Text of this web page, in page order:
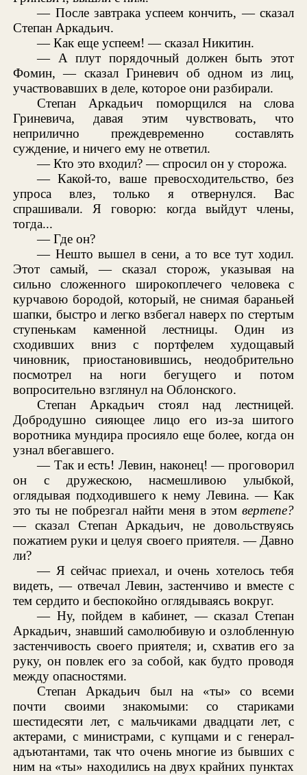
— После завтрака успеем кончить, — сказал
Степан Аркадьич.
— Как еще успеем! — сказал Никитин.
— А плут порядочный должен быть этот
Фомин, — сказал Гриневич об одном из лиц,
участвовавших в деле, которое они разбирали.
Степан Аркадьич поморщился на слова
Гриневича, давая этим чувствовать, что
неприлично преждевременно составлять
суждение, и ничего ему не ответил.
— Кто это входил? — спросил он у сторожа.
— Какой-то, ваше превосходительство, без
упроса влез, только я отвернулся. Вас
спрашивали. Я говорю: когда выйдут члены,
тогда...
— Где он?
— Нешто вышел в сени, а то все тут ходил.
Этот самый, — сказал сторож, указывая на
сильно сложенного широкоплечего человека с
курчавою бородой, который, не снимая бараньей
шапки, быстро и легко взбегал наверх по стертым
ступенькам каменной лестницы. Один из
сходивших вниз с портфелем худощавый
чиновник, приостановившись, неодобрительно
посмотрел на ноги бегущего и потом
вопросительно взглянул на Облонского.
Степан Аркадьич стоял над лестницей.
Добродушно сияющее лицо его из-за шитого
воротника мундира просияло еще более, когда он
узнал вбегавшего.
— Так и есть! Левин, наконец! — проговорил
он с дружескою, насмешливою улыбкой,
оглядывая подходившего к нему Левина. — Как
это ты не побрезгал найти меня в этом вертепе?
— сказал Степан Аркадьич, не довольствуясь
пожатием руки и целуя своего приятеля. — Давно
ли?
— Я сейчас приехал, и очень хотелось тебя
видеть, — отвечал Левин, застенчиво и вместе с
тем сердито и беспокойно оглядываясь вокруг.
— Ну, пойдем в кабинет, — сказал Степан
Аркадьич, знавший самолюбивую и озлобленную
застенчивость своего приятеля; и, схватив его за
руку, он повлек его за собой, как будто проводя
между опасностями.
Степан Аркадьич был на «ты» со всеми
почти своими знакомыми: со стариками
шестидесяти лет, с мальчиками двадцати лет, с
актерами, с министрами, с купцами и с генерал-
адъютантами, так что очень многие из бывших с
ним на «ты» находились на двух крайних пунктах